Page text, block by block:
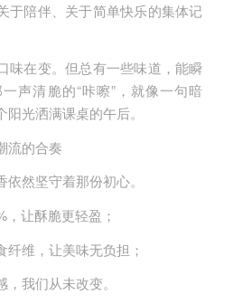
于陪伴、关于简单快乐的集体记
味在变。但总有一些味道，能瞬
声清脆的“咔嚓”，就像一句暗
光洒满课桌的午后。
流的合奏
然坚守着那份初心。
让酥脆更轻盈；
维，让美味无负担；
我们从未改变。